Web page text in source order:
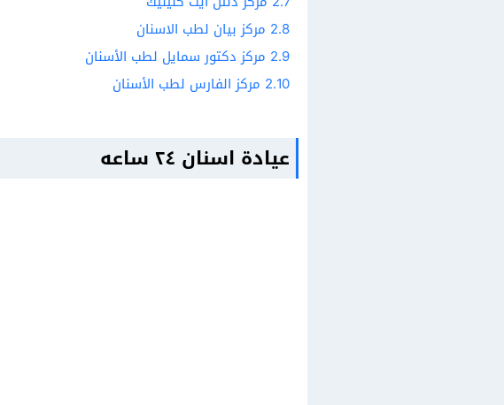
2.8 مركز بيان لطب الاسنان
2.9 مركز دكتور سمايل لطب الأسنان
2.10 مركز الفارس لطب الأسنان
عيادة اسنان ٢٤ ساعه